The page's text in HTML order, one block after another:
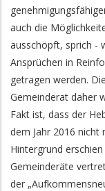
auch die
ausschöpft, sprich -
Ansprüchen in
getragen werden.
Gemeinderat daher
Fakt ist, dass der
dem Jahr 2016
Hintergrund
Gemeinderäte
der